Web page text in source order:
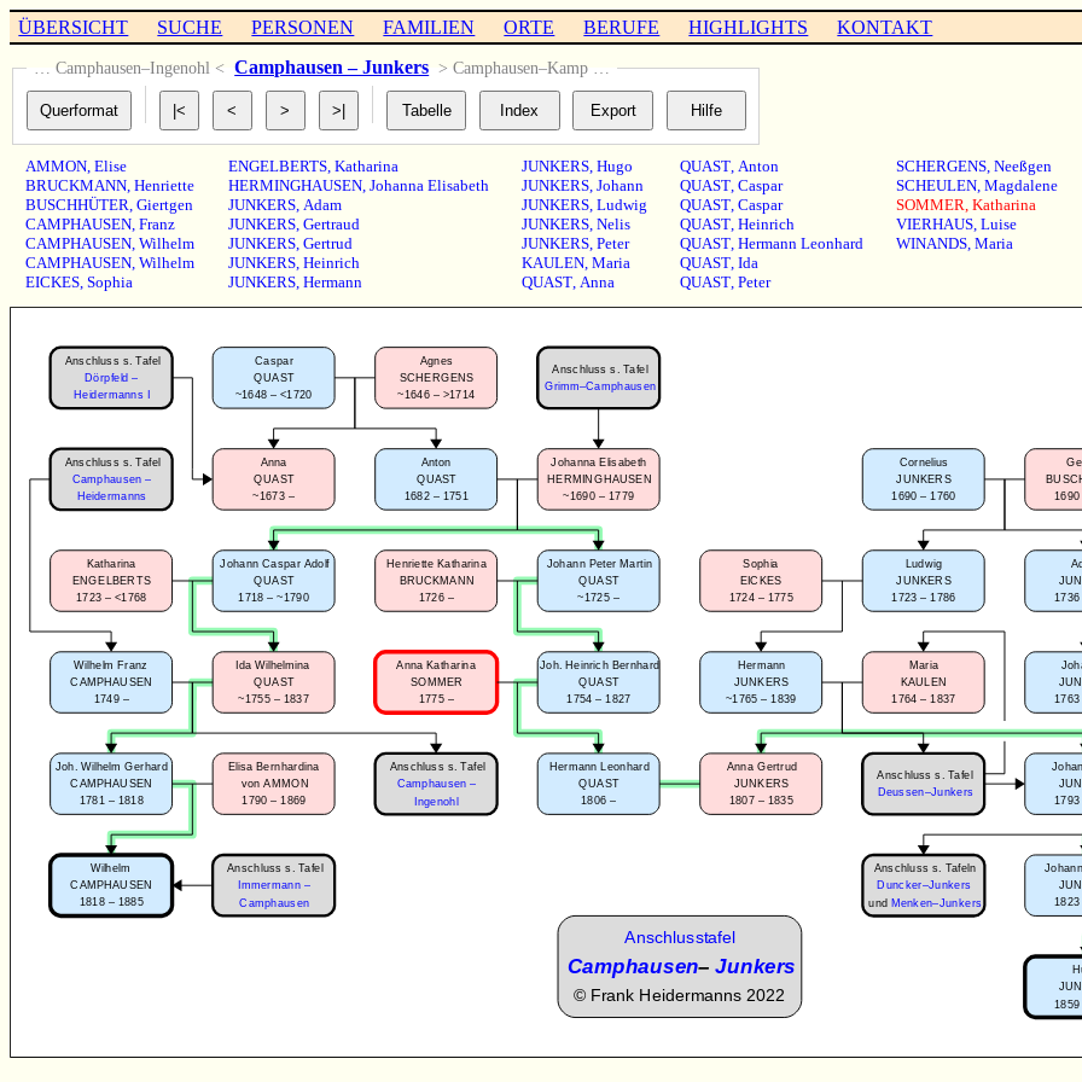
ÜBERSICHT SUCHE PERSONEN FAMILIEN ORTE BERUFE HIGHLIGHTS KONTAKT
… Camphausen–Ingenohl < Camphausen – Junkers > Camphausen–Kamp …
AMMON,Elise
BRUCKMANN,Henriette
BUSCHHÜTER,Giertgen
CAMPHAUSEN,Franz
CAMPHAUSEN,Wilhelm
CAMPHAUSEN,Wilhelm
EICKES,Sophia
ENGELBERTS, Katharina
HERMINGHAUSEN, Johanna Elisabeth
JUNKERS, Adam
JUNKERS, Gertraud
JUNKERS, Gertrud
JUNKERS, Heinrich
JUNKERS, Hermann
JUNKERS, Hugo
JUNKERS, Johann
JUNKERS, Ludwig
JUNKERS, Nelis
JUNKERS, Peter
KAULEN, Maria
QUAST, Anna
QUAST, Anton
QUAST, Caspar
QUAST, Caspar
QUAST, Heinrich
QUAST, Hermann Leonhard
QUAST, Ida
QUAST, Peter
SCHERGENS, Neeßgen
SCHEULEN, Magdalene
SOMMER, Katharina
VIERHAUS, Luise
WINANDS, Maria
1823
1859
1793
Maria
KAULEN
1764 – 1837
Hermann
JUNKERS
~1765 – 1839
1763
Sophia
EICKES
1724 – 1775
Ludwig
JUNKERS
1723 – 1786 1736
1690
Cornelius
JUNKERS
1690 – 1760
Johanna Elisabeth
HERMINGHAUSEN
~1690 – 1779
Anton
QUAST
1682 – 1751
Katharina
ENGELBERTS
1723 – <1768
Johann Caspar Adolf
QUAST
1718 – ~1790
Wilhelm Franz
CAMPHAUSEN
1749 –
Ida Wilhelmina
QUAST
~1755 – 1837
Joh. Wilhelm Gerhard
CAMPHAUSEN
1781 – 1818
Elisa Bernhardina
von AMMON
1790 – 1869
Wilhelm
CAMPHAUSEN
1818 – 1885
Anschluss s. Tafel
Camphausen –
Heidermanns
Anschluss s. Tafel
Grimm–Camphausen
Henriette Katharina
BRUCKMANN
1726 –
Johann Peter Martin
QUAST
~1725 –
Anna Katharina
SOMMER
1775 –
Joh. Heinrich Bernhard
QUAST
1754 – 1827
Anna Gertrud
JUNKERS
1807 – 1835
Hermann Leonhard
QUAST
1806 –
Anschluss s. Tafel
Deussen–Junkers
Anschlusstafel
Camphausen–Junkers
© Frank Heidermanns 2022
Agnes
SCHERGENS
~1646 – >1714
Caspar
QUAST
~1648 – <1720
Anna
QUAST
~1673 –
Anschluss s. Tafel
Dörpfeld –
Heidermanns I
Anschluss s. Tafel
Immermann –
Camphausen
Anschluss s. Tafel
Camphausen –
Ingenohl
Anschluss s. Tafeln
Duncker–Junkers
undMenken–Junkers